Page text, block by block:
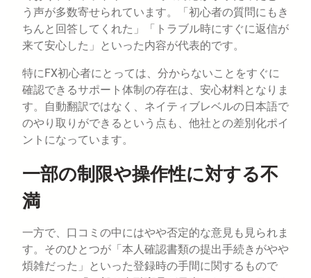
う声が多数寄せられています。「初心者の質問にもき
ちんと回答してくれた」「トラブル時にすぐに返信が
来て安心した」といった内容が代表的です。
特にFX初心者にとっては、分からないことをすぐに
確認できるサポート体制の存在は、安心材料となりま
す。自動翻訳ではなく、ネイティブレベルの日本語で
のやり取りができるという点も、他社との差別化ポイ
ントになっています。
一部の制限や操作性に対する不
満
一方で、口コミの中にはやや否定的な意見も見られま
す。そのひとつが「本人確認書類の提出手続きがやや
煩雑だった」といった登録時の手間に関するもので